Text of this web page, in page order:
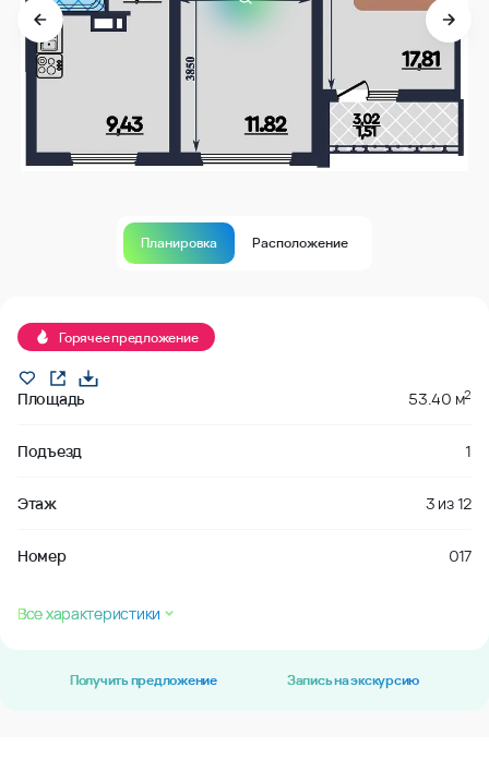
Планировка Расположение
Горячее предложение
Площадь 53.40 м2
Подъезд 1
Этаж 3 из12
Номер 017
Все характеристики
Получить предложение Запись на экскурсию